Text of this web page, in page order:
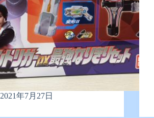
2021年7月27日